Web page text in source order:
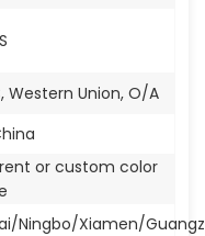
Western Union, O/A
or custom color
Ningbo/Xiamen/